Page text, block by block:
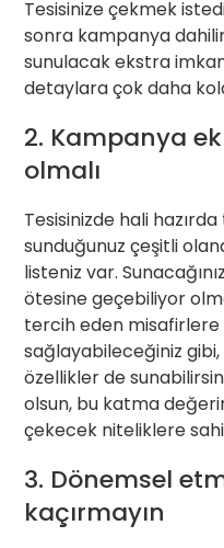
Tesisinize çekmek
sonra kampanya
sunulacak ekstra
detaylara çok daha
2. Kampanya
olmalı
Tesisinizde hali
sunduğunuz çeşitli
listeniz var.
ötesine geçebiliyor
tercih eden
sağlayabileceğiniz
özellikler de
olsun, bu katma
çekecek niteliklere
3. Dönemsel
kaçırmayın